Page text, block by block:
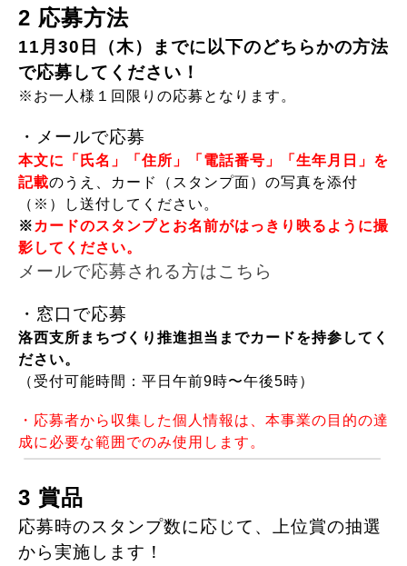
2 応募方法
11月30日（木）までに以下のどちらかの方法
で応募してください！
※お一人様１回限りの応募となります。
・メールで応募
本文に「氏名」「住所」「電話番号」「生年月日」を
記載のうえ、カード（スタンプ面）の写真を添付
（※）し送付してください。
※ カードのスタンプとお名前がはっきり映るように撮
影してください。
メールで応募される方はこちら
・窓口で応募
洛西支所まちづくり推進担当までカードを持参してく
ださい。
（受付可能時間：平日午前9時〜午後5時）
・応募者から収集した個人情報は、本事業の目的の達
成に必要な範囲でのみ使用します。
3 賞品
応募時のスタンプ数に応じて、上位賞の抽選
から実施します！